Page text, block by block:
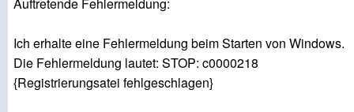
Auftretende Fehlermeldung:
Ich erhalte eine Fehlermeldung beim Starten von Windows.
Die Fehlermeldung lautet: STOP: c0000218
{Registrierungsatei fehlgeschlagen}